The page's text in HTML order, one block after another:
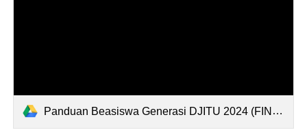
Panduan Beasiswa Generasi DJITU 2024 (FINAL).pdf